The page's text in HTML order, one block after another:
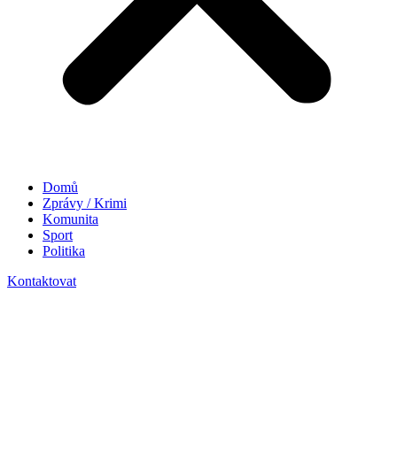
Domů
Zprávy / Krimi
Komunita
Sport
Politika
Kontaktovat